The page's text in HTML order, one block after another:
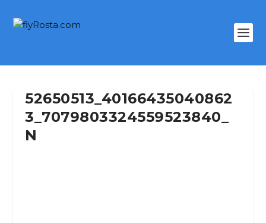
52650513_40166435040862
3_7079803324559523840_
N